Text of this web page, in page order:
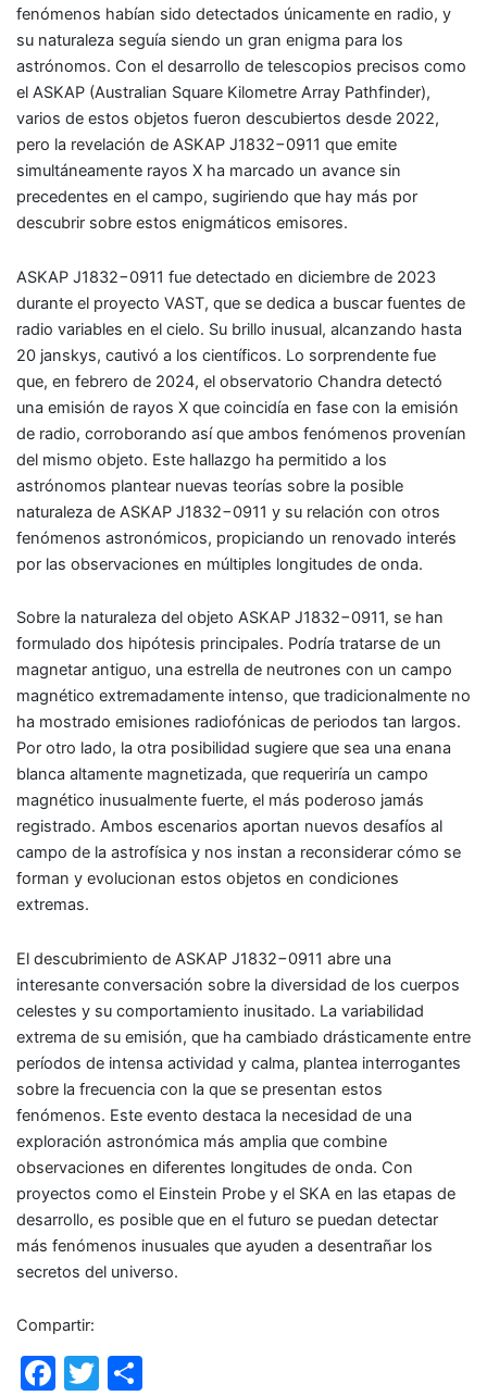
fenómenos habían sido detectados únicamente en radio, y
su naturaleza seguía siendo un gran enigma para los
astrónomos. Con el desarrollo de telescopios precisos como
el ASKAP (Australian Square Kilometre Array Pathfinder),
varios de estos objetos fueron descubiertos desde 2022,
pero la revelación de ASKAP J1832−0911 que emite
simultáneamente rayos X ha marcado un avance sin
precedentes en el campo, sugiriendo que hay más por
descubrir sobre estos enigmáticos emisores.
ASKAP J1832−0911 fue detectado en diciembre de 2023
durante el proyecto VAST, que se dedica a buscar fuentes de
radio variables en el cielo. Su brillo inusual, alcanzando hasta
20 janskys, cautivó a los científicos. Lo sorprendente fue
que, en febrero de 2024, el observatorio Chandra detectó
una emisión de rayos X que coincidía en fase con la emisión
de radio, corroborando así que ambos fenómenos provenían
del mismo objeto. Este hallazgo ha permitido a los
astrónomos plantear nuevas teorías sobre la posible
naturaleza de ASKAP J1832−0911 y su relación con otros
fenómenos astronómicos, propiciando un renovado interés
por las observaciones en múltiples longitudes de onda.
Sobre la naturaleza del objeto ASKAP J1832−0911, se han
formulado dos hipótesis principales. Podría tratarse de un
magnetar antiguo, una estrella de neutrones con un campo
magnético extremadamente intenso, que tradicionalmente no
ha mostrado emisiones radiofónicas de periodos tan largos.
Por otro lado, la otra posibilidad sugiere que sea una enana
blanca altamente magnetizada, que requeriría un campo
magnético inusualmente fuerte, el más poderoso jamás
registrado. Ambos escenarios aportan nuevos desafíos al
campo de la astrofísica y nos instan a reconsiderar cómo se
forman y evolucionan estos objetos en condiciones
extremas.
El descubrimiento de ASKAP J1832−0911 abre una
interesante conversación sobre la diversidad de los cuerpos
celestes y su comportamiento inusitado. La variabilidad
extrema de su emisión, que ha cambiado drásticamente entre
períodos de intensa actividad y calma, plantea interrogantes
sobre la frecuencia con la que se presentan estos
fenómenos. Este evento destaca la necesidad de una
exploración astronómica más amplia que combine
observaciones en diferentes longitudes de onda. Con
proyectos como el Einstein Probe y el SKA en las etapas de
desarrollo, es posible que en el futuro se puedan detectar
más fenómenos inusuales que ayuden a desentrañar los
secretos del universo.
Compartir:
F
T